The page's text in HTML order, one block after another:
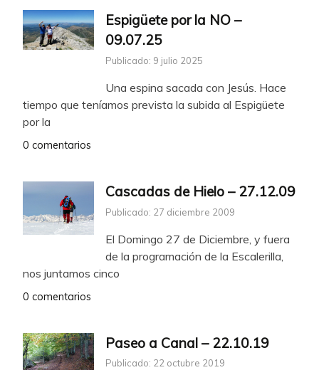
Espigüete por la NO –
09.07.25
Publicado: 9 julio 2025
Una espina sacada con Jesús. Hace
tiempo que teníamos prevista la subida al Espigüete
por la
0 comentarios
Cascadas de Hielo – 27.12.09
Publicado: 27 diciembre 2009
El Domingo 27 de Diciembre, y fuera
de la programación de la Escalerilla,
nos juntamos cinco
0 comentarios
Paseo a Canal – 22.10.19
Publicado: 22 octubre 2019